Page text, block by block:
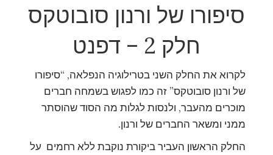
סיפורו של ורנון סובוטקס
חלק 2 – דפנט
לקרוא את החלק השני בטרילוגיה הנפלאה, “סיפורו
של ורנון סובוטקס” זה כמו לפגוש בשמחה חברים
מוכרים מהעבר, ולנסות לגלות מה הסוד שהוסתר
ממני ומשאר החברים של ורנון.
החלק הראשון העביר ביקורת נוקבת ללא רחמים על